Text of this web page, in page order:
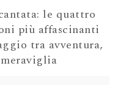
le quattro
più affascinanti
tra avventura,